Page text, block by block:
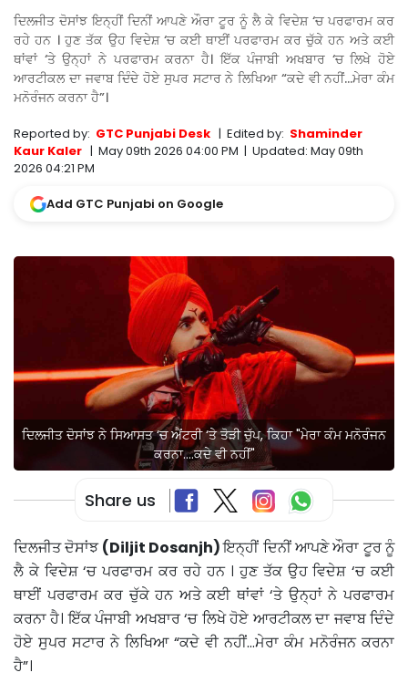
ਦਿਲਜੀਤ ਦੋਸਾਂਝ ਇਨ੍ਹੀਂ ਦਿਨੀਂ ਆਪਣੇ ਔਰਾ ਟੂਰ ਨੂੰ ਲੈ ਕੇ ਵਿਦੇਸ਼ ‘ਚ ਪਰਫਾਰਮ ਕਰ
ਰਹੇ ਹਨ । ਹੁਣ ਤੱਕ ਉਹ ਵਿਦੇਸ਼ ‘ਚ ਕਈ ਥਾਈਂ ਪਰਫਾਰਮ ਕਰ ਚੁੱਕੇ ਹਨ ਅਤੇ ਕਈ
ਥਾਂਵਾਂ ‘ਤੇ ਉਨ੍ਹਾਂ ਨੇ ਪਰਫਾਰਮ ਕਰਨਾ ਹੈ। ਇੱਕ ਪੰਜਾਬੀ ਅਖਬਾਰ ‘ਚ ਲਿਖੇ ਹੋਏ
ਆਰਟੀਕਲ ਦਾ ਜਵਾਬ ਦਿੰਦੇ ਹੋਏ ਸੁਪਰ ਸਟਾਰ ਨੇ ਲਿਖਿਆ “ਕਦੇ ਵੀ ਨਹੀਂ…ਮੇਰਾ ਕੰਮ
ਮਨੋਰੰਜਨ ਕਰਨਾ ਹੈ”।
Reported by: GTC Punjabi Desk | Edited by: Shaminder
Kaur Kaler | May 09th 2026 04:00 PM | Updated: May 09th
2026 04:21 PM
Add GTC Punjabi on Google
ਦਿਲਜੀਤ ਦੋਸਾਂਝ ਨੇ ਸਿਆਸਤ ‘ਚ ਐਂਟਰੀ ‘ਤੇ ਤੋੜੀ ਚੁੱਪ, ਕਿਹਾ "ਮੇਰਾ ਕੰਮ ਮਨੋਰੰਜਨ
ਕਰਨਾ….ਕਦੇ ਵੀ ਨਹੀਂ"
Share us
ਦਿਲਜੀਤ ਦੋਸਾਂਝ(Diljit Dosanjh)ਇਨ੍ਹੀਂ ਦਿਨੀਂ ਆਪਣੇ ਔਰਾ ਟੂਰ ਨੂੰ
ਲੈ ਕੇ ਵਿਦੇਸ਼ ‘ਚ ਪਰਫਾਰਮ ਕਰ ਰਹੇ ਹਨ । ਹੁਣ ਤੱਕ ਉਹ ਵਿਦੇਸ਼ ‘ਚ ਕਈ
ਥਾਈਂ ਪਰਫਾਰਮ ਕਰ ਚੁੱਕੇ ਹਨ ਅਤੇ ਕਈ ਥਾਂਵਾਂ ‘ਤੇ ਉਨ੍ਹਾਂ ਨੇ ਪਰਫਾਰਮ
ਕਰਨਾ ਹੈ। ਇੱਕ ਪੰਜਾਬੀ ਅਖਬਾਰ ‘ਚ ਲਿਖੇ ਹੋਏ ਆਰਟੀਕਲ ਦਾ ਜਵਾਬ ਦਿੰਦੇ
ਹੋਏ ਸੁਪਰ ਸਟਾਰ ਨੇ ਲਿਖਿਆ “ਕਦੇ ਵੀ ਨਹੀਂ…ਮੇਰਾ ਕੰਮ ਮਨੋਰੰਜਨ ਕਰਨਾ
ਹੈ”।